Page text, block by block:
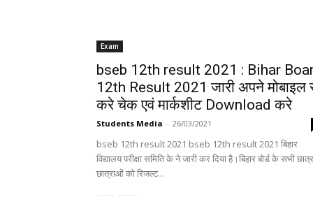
Exam
bseb 12th result 2021 : Bihar
12th Result 2021 जारी अपने मोबाइल
करे चेक एवं मार्कशीट Download करे
Students Media - 26/03/2021
bseb 12th result 2021 bseb 12th result 2021 बिहार
विद्यालय परीक्षा समिति के ने जारी कर दिया है।बिहार बोर्ड के सभी छात्र
छात्राओं को रिजल्ट...